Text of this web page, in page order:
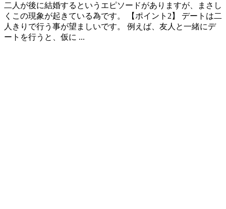
二人が後に結婚するというエピソードがありますが、まさし
くこの現象が起きている為です。 【ポイント2】 デートは二
人きりで行う事が望ましいです。 例えば、友人と一緒にデ
ートを行うと、仮に ...